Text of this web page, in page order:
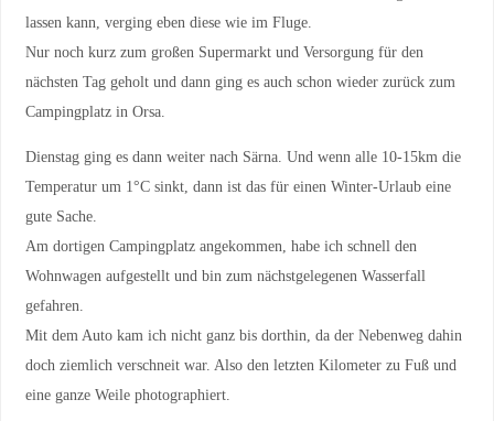
lassen kann, verging eben diese wie im Fluge.
Nur noch kurz zum großen Supermarkt und Versorgung für den
nächsten Tag geholt und dann ging es auch schon wieder zurück zum
Campingplatz in Orsa.
Dienstag ging es dann weiter nach Särna. Und wenn alle 10-15km die
Temperatur um 1°C sinkt, dann ist das für einen Winter-Urlaub eine
gute Sache.
Am dortigen Campingplatz angekommen, habe ich schnell den
Wohnwagen aufgestellt und bin zum nächstgelegenen Wasserfall
gefahren.
Mit dem Auto kam ich nicht ganz bis dorthin, da der Nebenweg dahin
doch ziemlich verschneit war. Also den letzten Kilometer zu Fuß und
eine ganze Weile photographiert.